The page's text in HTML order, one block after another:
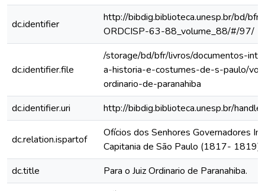
dc.identifier
http://bibdig.biblioteca.unesp.br/bd/
ORDCISP-63-88_volume_88/#/97/
dc.identifier.file
/storage/bd/bfr/livros/documentos-
a-historia-e-costumes-de-s-paulo/
ordinario-de-paranahiba
dc.identifier.uri
http://bibdig.biblioteca.unesp.br/
dc.relation.ispartof
Ofícios dos Senhores Governadores
Capitania de São Paulo (1817- 1819)
dc.title
Para o Juiz Ordinario de Paranahiba.